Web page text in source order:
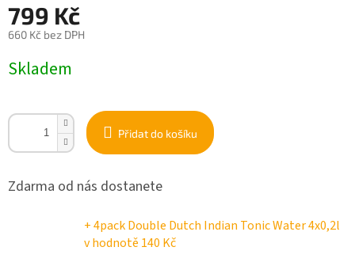
799 Kč
660 Kč bez DPH
cena:
Skladem
Přidat do košíku
Zdarma od nás dostanete
+ 4pack Double Dutch Indian Tonic Water 4x0,2l
v hodnotě 140 Kč